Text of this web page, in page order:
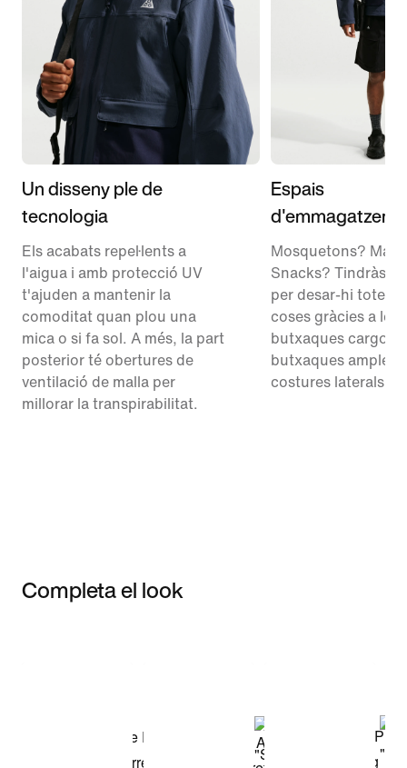
Un disseny ple de
tecnologia
Els acabats repel·lents a
l'aigua i amb protecció UV
t'ajuden a mantenir la
comoditat quan plou una
mica o si fa sol. A més, la part
posterior té obertures de
ventilació de malla per
millorar la transpirabilitat.
Espais
Mosquetons?
Snacks? Tindràs
per desar-hi totes
coses gràcies a les
butxaques cargo i
butxaques amples
costures laterals.
Completa el look